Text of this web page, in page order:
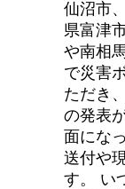
仙沼市
県富津
や南相
で災害
ただき
の発表
面にな
送付や
す。
い